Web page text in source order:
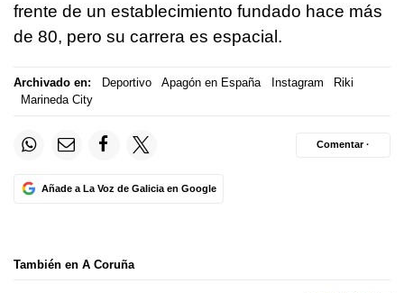
frente de un establecimiento fundado hace más
de 80, pero su carrera es espacial.
Archivado en: Deportivo Apagón en España Instagram
Riki
Marineda City
Añade a La Voz de Galicia en Google
Comentar ·
También en A Coruña